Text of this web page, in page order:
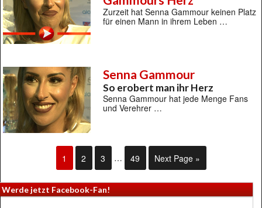
Zurzeit hat Senna Gammour keinen Platz
für einen Mann in ihrem Leben …
Senna Gammour
So erobert man ihr Herz
Senna Gammour hat jede Menge Fans
und Verehrer …
1 2 3 … 49 Next Page »
Werde jetzt Facebook-Fan!